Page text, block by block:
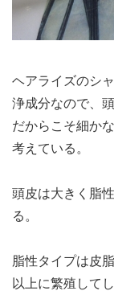
ヘアライズのシ
浄成分なので、
だからこそ細か
考えている。
頭皮は大きく脂
る。
脂性タイプは皮
以上に繁殖して